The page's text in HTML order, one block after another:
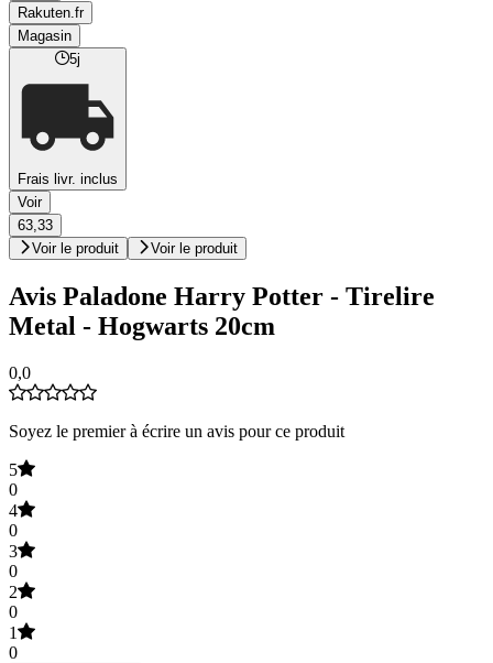
Rakuten.fr
Magasin
5j
Frais livr. inclus
Voir
63,33
Voir le produit
Voir le produit
Avis Paladone Harry Potter - Tirelire
Metal - Hogwarts 20cm
0,0
Soyez le premier à écrire un avis pour ce produit
5
0
4
0
3
0
2
0
1
0